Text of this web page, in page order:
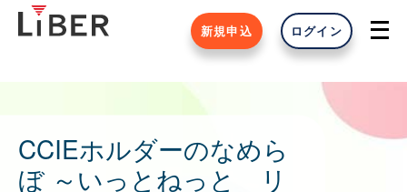
新規申込 ログイン
CCIEホルダーのなめら
ぼ ～いっとねっと リ